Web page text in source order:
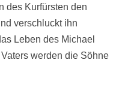
des Kurfürsten den
verschluckt ihn
Leben des Michael
werden die Söhne